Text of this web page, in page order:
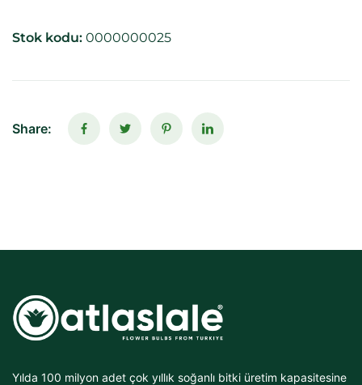
Stok kodu: 0000000025
Share:
Yılda 100 milyon adet çok yıllık soğanlı bitki üretim kapasitesine